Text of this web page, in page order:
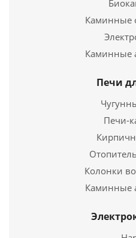
Купить
Отвод Моно ОМ-Р
Каминные
Каминные
Печи
Печи-
Колонки
Каминные